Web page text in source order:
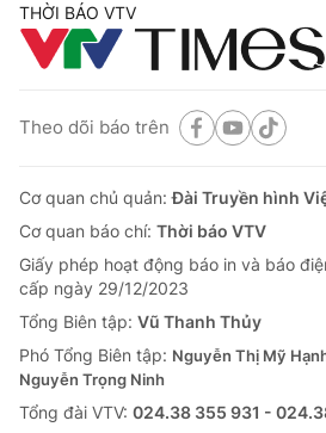
THỜI BÁO VTV
Theo dõi báo trên
Cơ quan chủ quản:Đài Truyền hình
Cơ quan báo chí: Thời báo VTV
Giấy phép hoạt động báo in và báo
cấp ngày 29/12/2023
Tổng Biên tập: Vũ Thanh Thủy
Phó Tổng Biên tập: Nguyễn Thị Mỹ
Nguyễn Trọng Ninh
Tổng đài VTV: 024.38 355 931 -